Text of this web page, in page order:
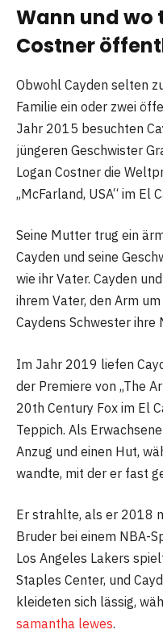
Wann und
Costner
Obwohl Cayden selten
Familie ein oder zwei
Jahr 2015 besuchten
jüngeren Geschwister
Logan Costner die
„McFarland, USA“ im El
Seine Mutter trug ein
Cayden und seine
wie ihr Vater. Cayden
ihrem Vater, den Arm
Caydens Schwester
Im Jahr 2019 liefen
der Premiere von „The
20th Century Fox im El
Teppich. Als
Anzug und einen Hut,
wandte, mit der er fast
Er strahlte, als er 2018
Bruder bei einem NBA-
Los Angeles Lakers
Staples Center, und
kleideten sich lässig,
samantha lewes.